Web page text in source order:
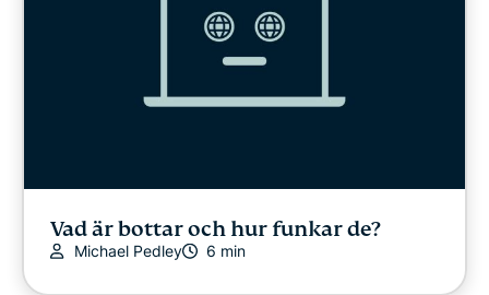
Vad är bottar och hur funkar de?
Michael Pedley 6 min